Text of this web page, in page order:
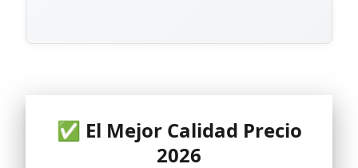
✅ El Mejor Calidad Precio
2026